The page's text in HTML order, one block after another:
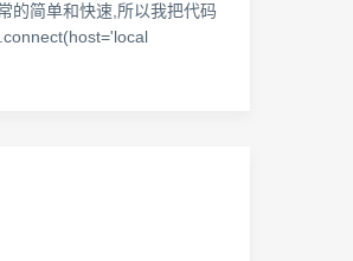
的简单和快速,所以我把代码